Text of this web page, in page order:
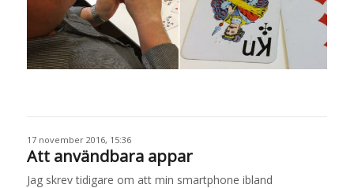
17 november 2016, 15:36
Att användbara appar
Jag skrev tidigare om att min smartphone ibland